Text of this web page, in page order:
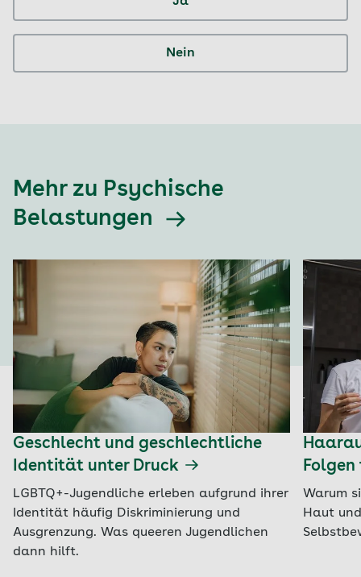
Nein
Mehr zu Psychische
Belastungen
Geschlecht und geschlechtliche
Identität unter Druck
LGBTQ+-Jugendliche erleben aufgrund ihrer
Identität häufig Diskriminierung und
Ausgrenzung. Was queeren Jugendlichen
dann hilft.
Warum
Haut